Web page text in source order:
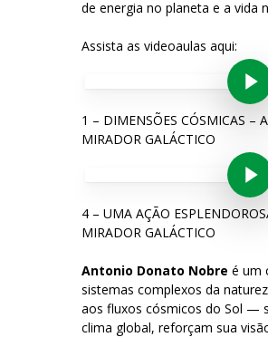
de energia no planeta e a vida
Assista as videoaulas aqui:
Play Video
1 – DIMENSÕES CÓSMICAS –
MIRADOR GALÁCTICO
Play Video
4 – UMA AÇÃO
MIRADOR GALÁCTICO
Antonio Donato Nobre é um
sistemas complexos da
aos fluxos cósmicos do Sol —
clima global, reforçam sua